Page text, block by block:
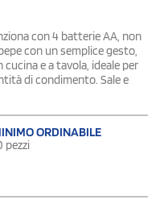
con 4 batterie AA, non
con un semplice gesto,
e a tavola, ideale per
di condimento. Sale e
ORDINABILE
pezzi